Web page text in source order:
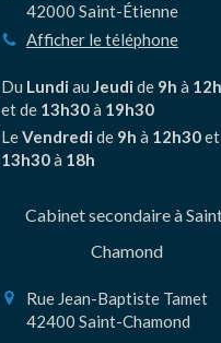
42000 Saint-Étienne
Afficher le téléphone
Du Lundiau Jeudide 9h à
et de 13h30à 19h30
LeVendredide 9h à 12h30
13h30à 18h
Cabinet secondaire à
Chamond
Rue Jean-Baptiste Tamet
42400 Saint-Chamond